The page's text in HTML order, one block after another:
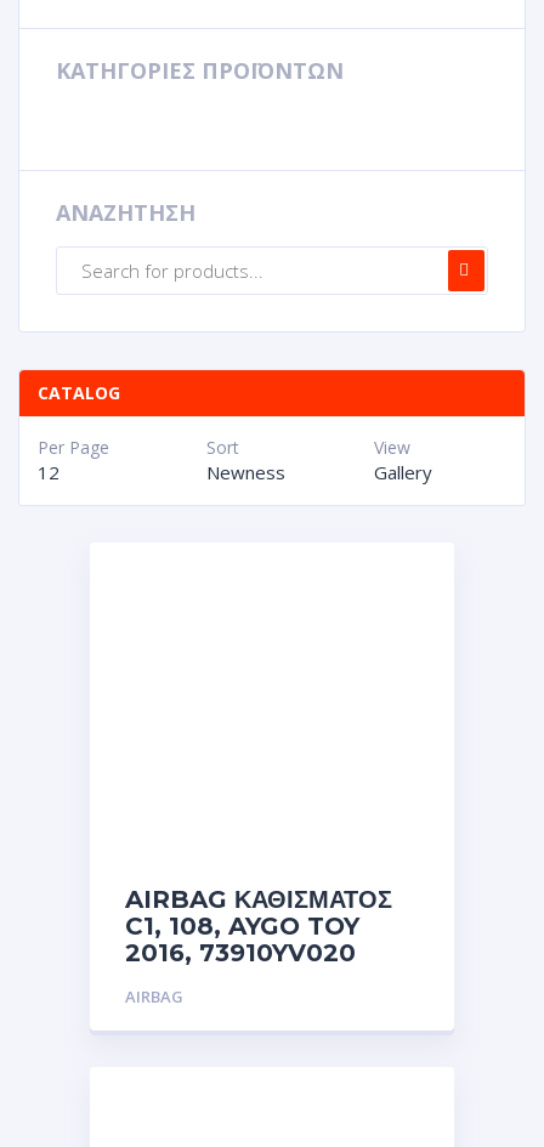
ΚΑΤΗΓΟΡΙΕΣ ΠΡΟΪΟΝΤΩΝ
ΑΝΑΖΗΤΗΣΗ
CATALOG
View
Gallery
Sort
Newness
Per Page
12
AIRBAG ΚΑΘΙΣΜΑΤΟΣ
C1, 108, AYGO TOY
2016, 73910YV020
AIRBAG